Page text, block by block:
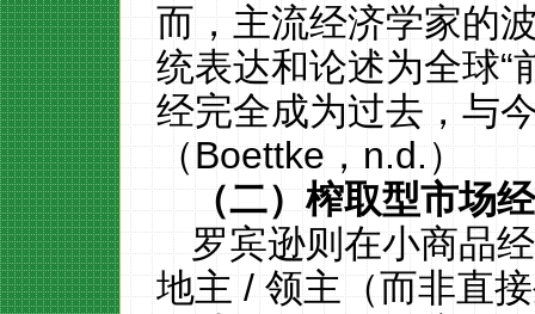
而，主流经济学家的
统表达和论述为全球“
经完全成为过去，与
（Boettke，n.d.）
（二）榨取型市场
罗宾逊则在小商品
地主 /领主（而非直